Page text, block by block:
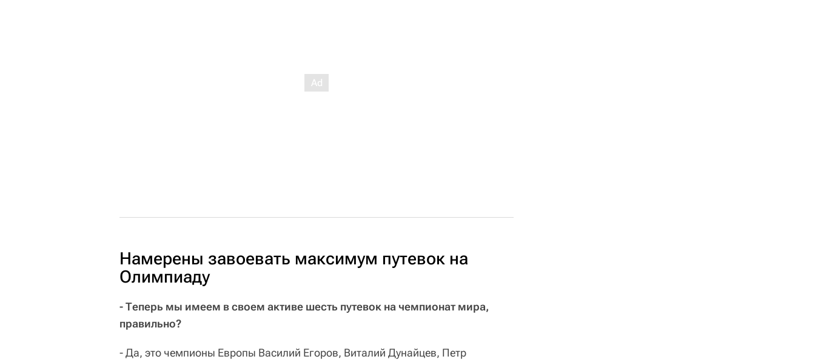
Намерены завоевать максимум путевок на
Олимпиаду
- Теперь мы имеем в своем активе шесть путевок на чемпионат мира,
правильно?
- Да, это чемпионы Европы Василий Егоров, Виталий Дунайцев, Петр